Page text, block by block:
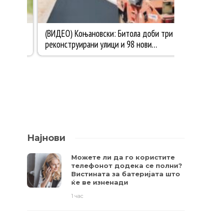
Најнови
Можете ли да го користите
телефонот додека се полни?
Вистината за батеријата што
ќе ве изненади
1 час